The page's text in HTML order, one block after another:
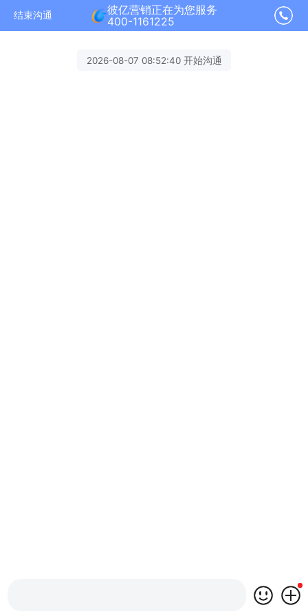
结束沟通
彼亿营销正在为您服务
400-1161225
2026-08-07 08:52:40 开始沟通